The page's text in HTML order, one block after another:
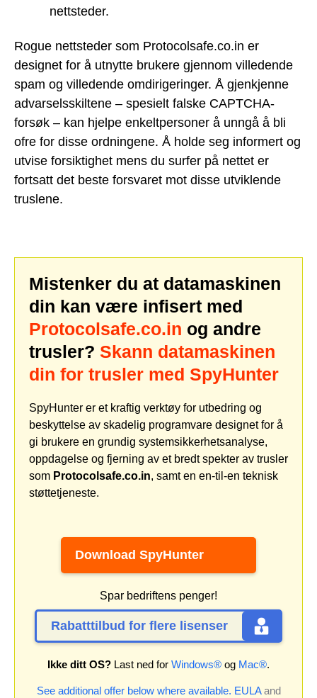
nettsteder.
Rogue nettsteder som Protocolsafe.co.in er
designet for å utnytte brukere gjennom villedende
spam og villedende omdirigeringer. Å gjenkjenne
advarselsskiltene – spesielt falske CAPTCHA-
forsøk – kan hjelpe enkeltpersoner å unngå å bli
ofre for disse ordningene. Å holde seg informert og
utvise forsiktighet mens du surfer på nettet er
fortsatt det beste forsvaret mot disse utviklende
truslene.
Mistenker du at datamaskinen
din kan være infisert med
Protocolsafe.co.in og andre
trusler? Skann datamaskinen
din for trusler med SpyHunter
SpyHunter er et kraftig verktøy for utbedring og
beskyttelse av skadelig programvare designet for å
gi brukere en grundig systemsikkerhetsanalyse,
oppdagelse og fjerning av et bredt spekter av trusler
som Protocolsafe.co.in, samt en en-til-en teknisk
støttetjeneste.
Download SpyHunter
Spar bedriftens penger!
Rabatttilbud for flere lisenser
Ikke ditt OS? Last ned for Windows® og Mac®.
See additional offer below where available. EULAand